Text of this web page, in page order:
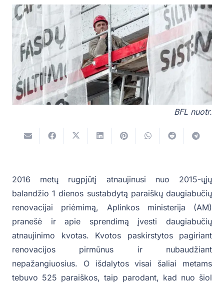
BFL nuotr.
2016 metų rugpjūtį atnaujinusi nuo 2015-ųjų
balandžio 1 dienos sustabdytą paraiškų daugiabučių
renovacijai priėmimą, Aplinkos ministerija (AM)
pranešė ir apie sprendimą įvesti daugiabučių
atnaujinimo kvotas. Kvotos paskirstytos pagiriant
renovacijos pirmūnus ir nubaudžiant
nepažangiuosius. O išdalytos visai šaliai metams
tebuvo 525 paraiškos, taip parodant, kad nuo šiol